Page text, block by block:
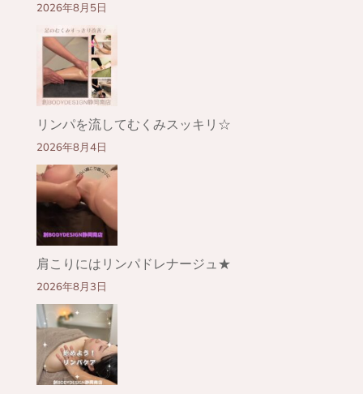
2026年8月5日
リンパを流してむくみスッキリ☆
2026年8月4日
肩こりにはリンパドレナージュ★
2026年8月3日